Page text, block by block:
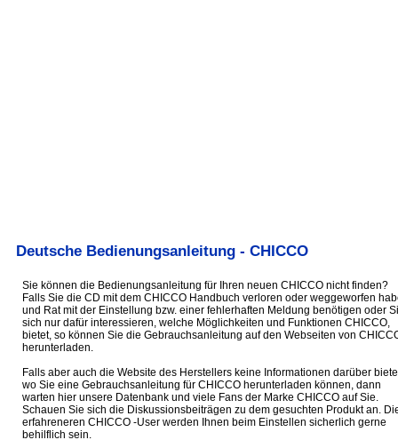
Deutsche Bedienungsanleitung - CHICCO
Sie können die Bedienungsanleitung für Ihren neuen CHICCO nicht finden?
Falls Sie die CD mit dem CHICCO Handbuch verloren oder weggeworfen
und Rat mit der Einstellung bzw. einer fehlerhaften Meldung benötigen oder
sich nur dafür interessieren, welche Möglichkeiten und Funktionen CHICCO,
bietet, so können Sie die Gebrauchsanleitung auf den Webseiten von
herunterladen.
Falls aber auch die Website des Herstellers keine Informationen darüber
wo Sie eine Gebrauchsanleitung für CHICCO herunterladen können, dann
warten hier unsere Datenbank und viele Fans der Marke CHICCO auf Sie.
Schauen Sie sich die Diskussionsbeiträgen zu dem gesuchten Produkt an.
erfahreneren CHICCO -User werden Ihnen beim Einstellen sicherlich gerne
behilflich sein.